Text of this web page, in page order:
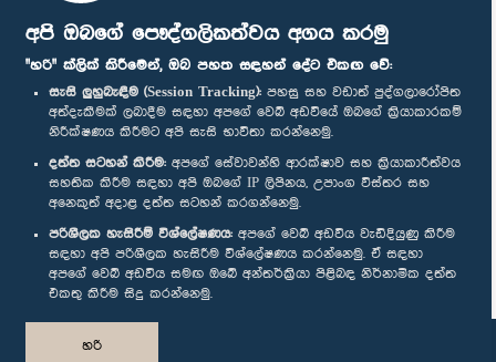
අපි ඔබගේ පෞද්ගලිකත්වය අගය කරමු
"හරි" ක්ලික් කිරීමෙන්, ඔබ පහත සඳහන් දේට එකඟ වේ:
සැසි ලුහුබැඳීම (Session Tracking): පහසු සහ වඩාත් පුද්ගලාරෝපිත
අත්දැකීමක් ලබාදීම සඳහා අපගේ වෙබ් අඩවියේ ඔබගේ ක්‍රියාකාරකම්
නිරීක්ෂණය කිරීමට අපි සැසි භාවිතා කරන්නෙමු.
දත්ත සටහන් කිරීම: අපගේ සේවාවන්හි ආරක්ෂාව සහ ක්‍රියාකාරීත්වය
සහතික කිරීම සඳහා අපි ඔබගේ IP ලිපිනය, උපාංග විස්තර සහ
අනෙකුත් අදාළ දත්ත සටහන් කරගන්නෙමු.
පරිශීලක හැසිරීම් විශ්ලේෂණය: අපගේ වෙබ් අඩවිය වැඩිදියුණු කිරීම
සඳහා අපි පරිශීලක හැසිරීම විශ්ලේෂණය කරන්නෙමු. ඒ සඳහා
අපගේ වෙබ් අඩවිය සමඟ ඔබේ අන්තර්ක්‍රියා පිළිබඳ නිර්නාමික දත්ත
එකතු කිරීම සිදු කරන්නෙමු.
හරි
ගරු (මේජර්) සුදර්ශන දෙනිපිටිය මහතා, පා.ම.
සාමාජික
පාර්ලිමේන්තු ජංගම යෙදුම
අප හා සම්බන්ධ වී සිටින්න :
සම්මාන
පෞද්ගලිකත්ව ප්‍රතිපත්තිය